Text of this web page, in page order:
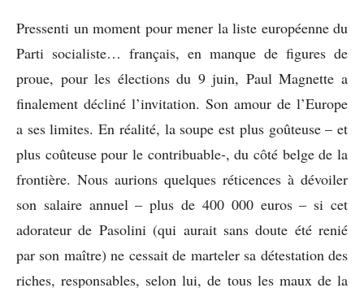
Pressenti un moment pour mener la liste européenne du
Parti socialiste… français, en manque de figures de
proue, pour les élections du 9 juin, Paul Magnette a
finalement décliné l’invitation. Son amour de l’Europe
a ses limites. En réalité, la soupe est plus goûteuse – et
plus coûteuse pour le contribuable-, du côté belge de la
frontière. Nous aurions quelques réticences à dévoiler
son salaire annuel – plus de 400 000 euros – si cet
adorateur de Pasolini (qui aurait sans doute été renié
par son maître) ne cessait de marteler sa détestation des
riches, responsables, selon lui, de tous les maux de la